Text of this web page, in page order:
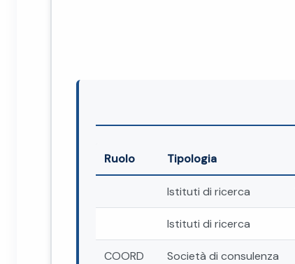
Ruolo Tipologia
Istituti di ricerca
Istituti di ricerca
COORD Società di consulenza